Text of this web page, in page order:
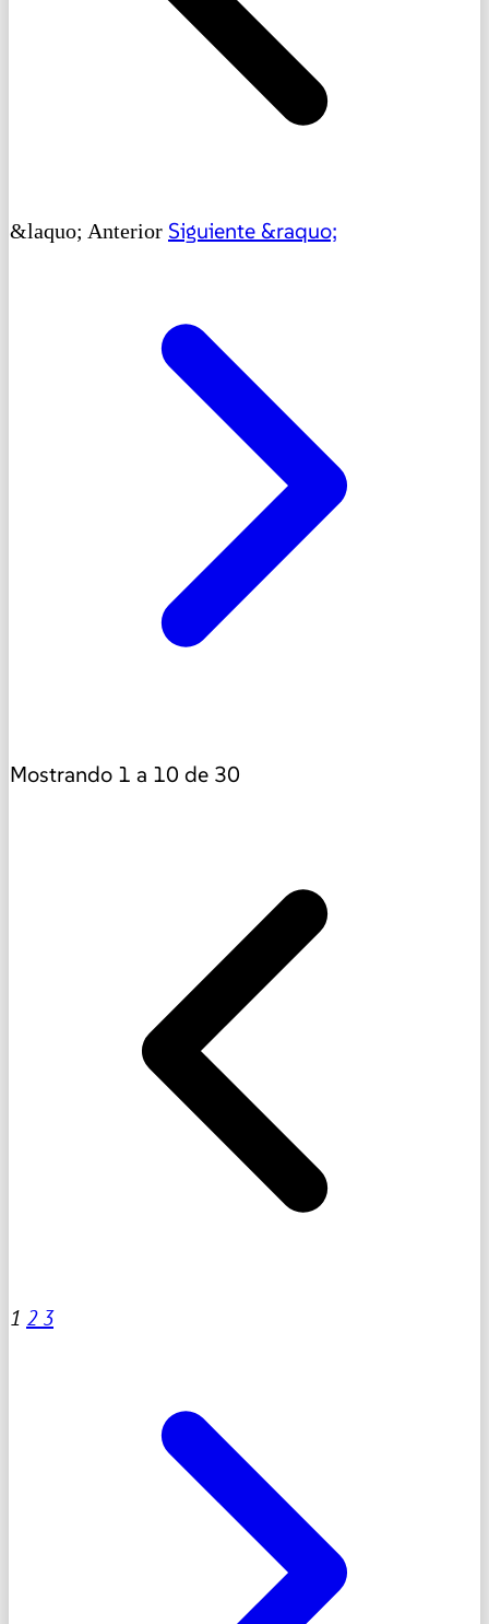
&laquo; Anterior Siguiente &raquo;
Mostrando 1 a 10 de 30
1 23